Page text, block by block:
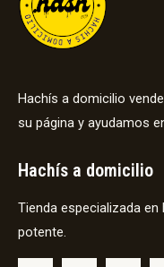
Hachís a domicilio
su página y ayudamos
Hachís a domicilio
Tienda especializada en
potente.